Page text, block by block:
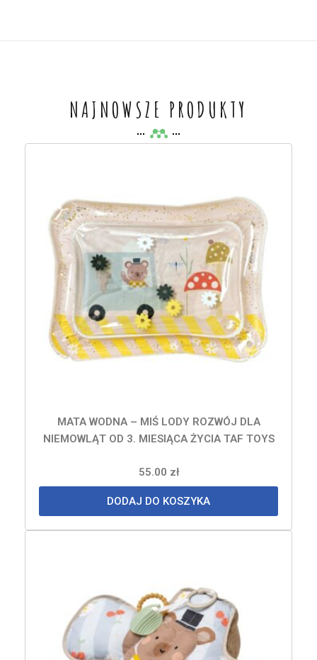
NAJNOWSZE PRODUKTY
MATA WODNA – MIŚ LODY ROZWÓJ DLA
NIEMOWLĄT OD 3. MIESIĄCA ŻYCIA TAF TOYS
55.00 zł
DODAJ DO KOSZYKA